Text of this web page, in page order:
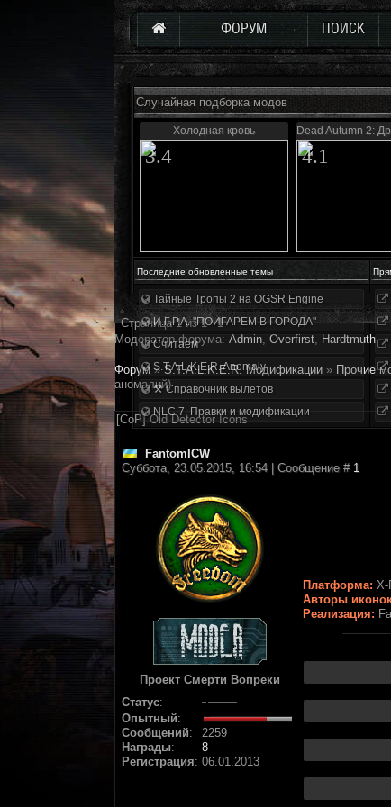
ФОРУМ ПОИСК
Случайная подборка модов
Холодная кровь
3.4
Dead Autumn 2:
4.1
Последние обновленные темы
Тайные Тропы 2 на OGSR Engine
И.Г.Р.А. "ПОИГАРЕМ В ГОРОДА"
Считаем
S.T.A.L.K.E.R. Anomaly
⚒ Справочник вылетов
NLC 7. Правки и модификации
Страница1из1
1
Модератор форума: Аdmin, Overfirst, Hardtmuth
Форум » S.T.A.L.K.E.R. Модификации » Прочие
аномалий)
[CoP] Old Detector Icons
FantomICW
Суббота, 23.05.2015, 16:54 | Сообщение # 1
Проект Смерти Вопреки
Статус:
Опытный:
Сообщений:
2259
Награды:
8
Регистрация: 06.01.2013
Платформа: X-
Авторы
Реализация: